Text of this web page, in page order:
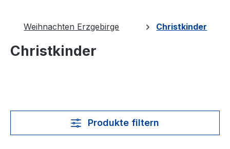
Weihnachten Erzgebirge Christkinder
Christkinder
Produkte filtern